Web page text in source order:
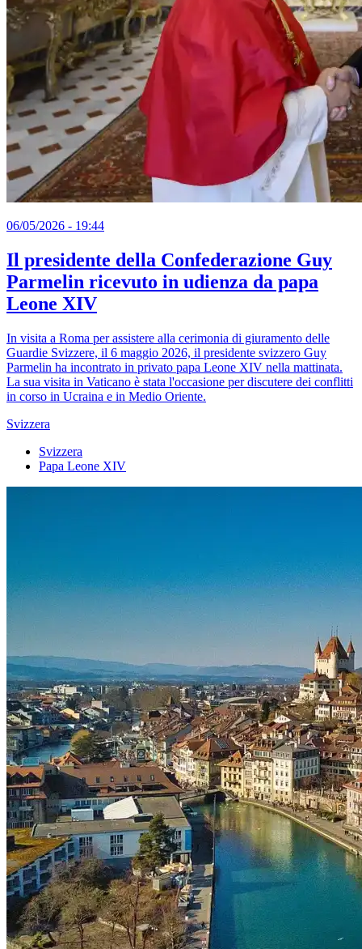
06/05/2026 - 19:44
Il presidente della Confederazione Guy
Parmelin ricevuto in udienza da papa
Leone XIV
In visita a Roma per assistere alla cerimonia di giuramento delle
Guardie Svizzere, il 6 maggio 2026, il presidente svizzero Guy
Parmelin ha incontrato in privato papa Leone XIV nella mattinata.
La sua visita in Vaticano è stata l'occasione per discutere dei conflitti
in corso in Ucraina e in Medio Oriente.
Svizzera
Svizzera
Papa Leone XIV